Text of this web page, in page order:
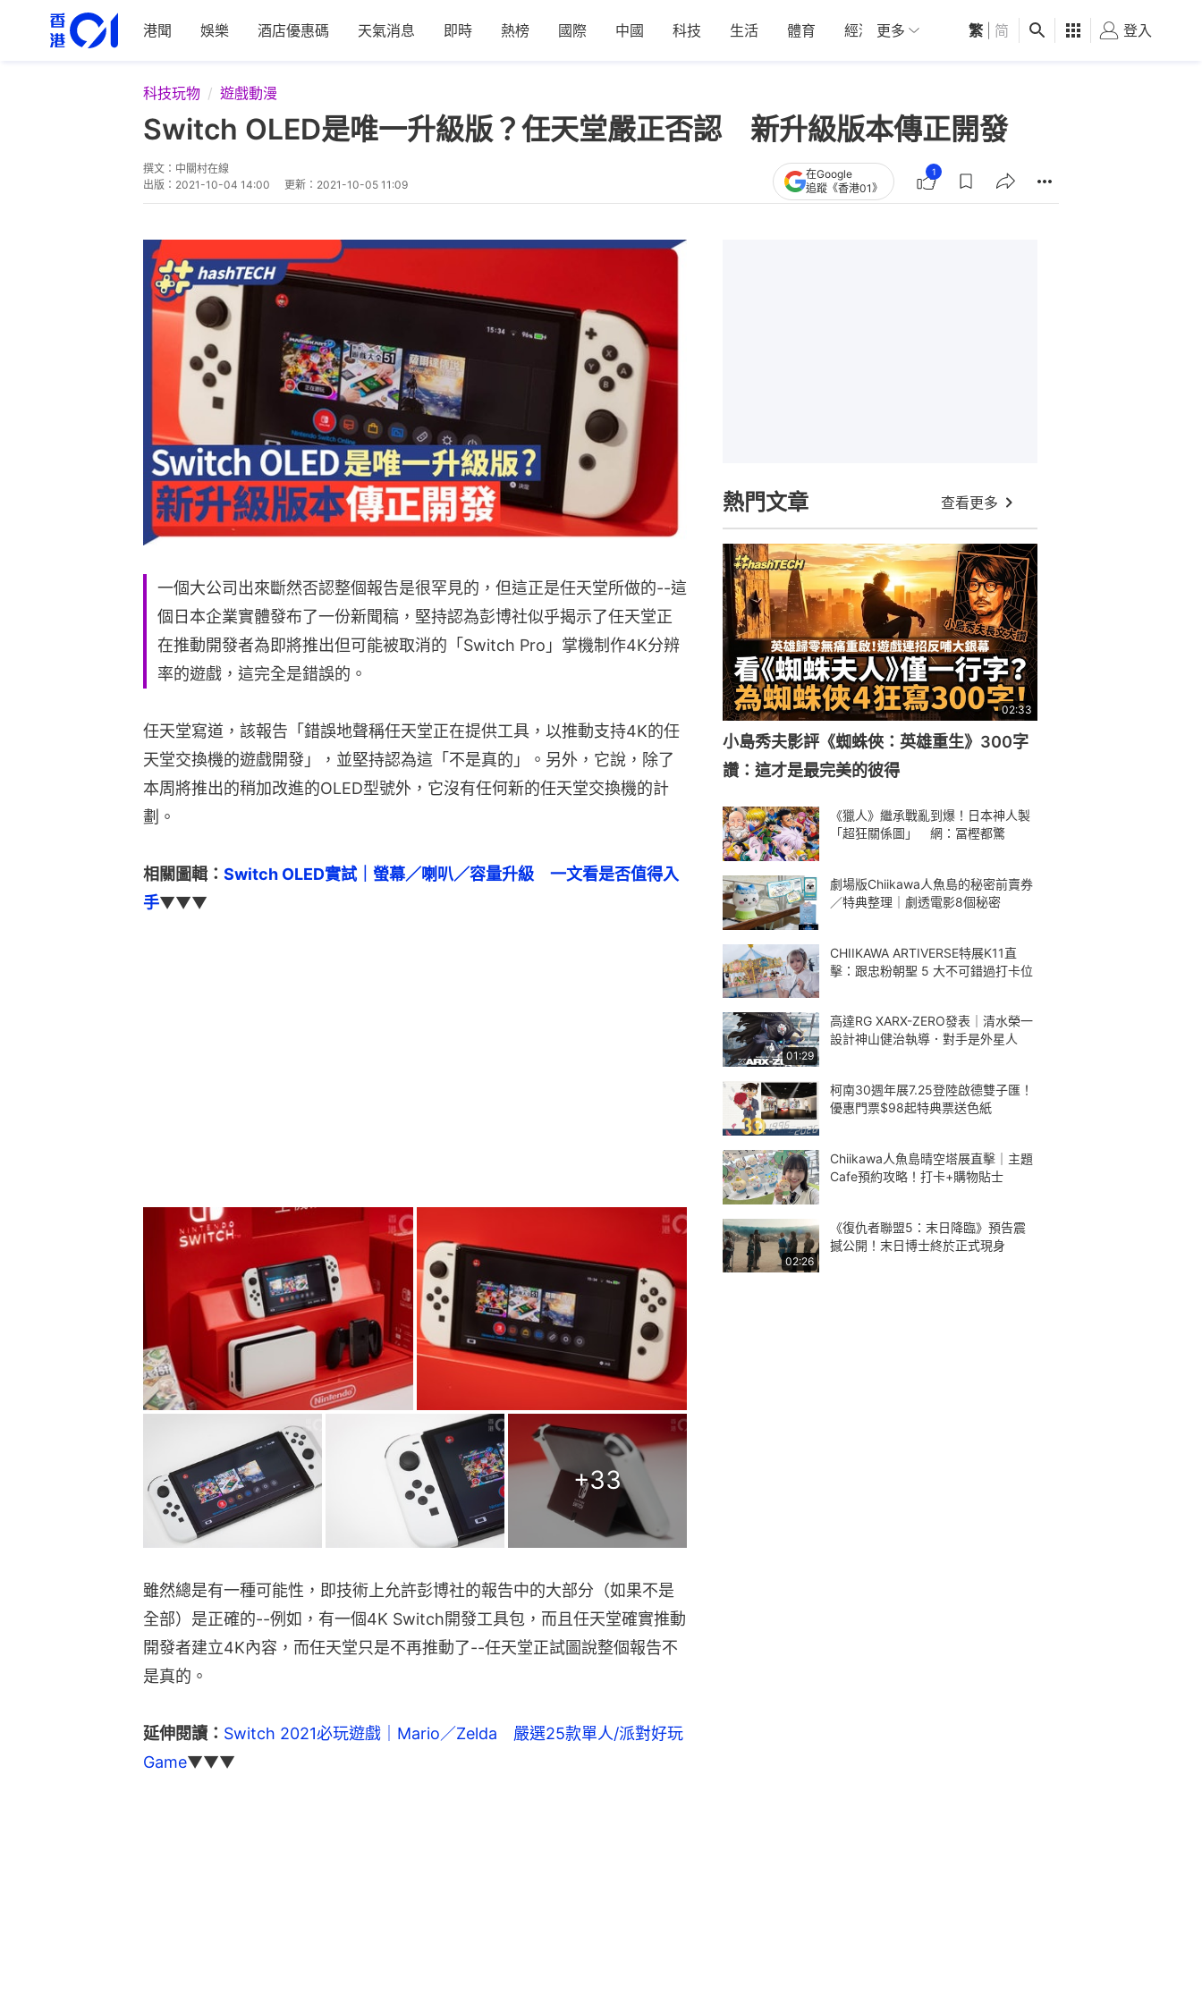
港聞 娛樂 酒店優惠碼 天氣消息 即時 熱榜 國際 中國 科技 生活 體育 經濟 01深圳 觀點 健康 好食玩飛
更多 繁 简 登入
科技玩物 遊戲動漫
Switch OLED是唯一升級版？任天堂嚴正否認 新升級版本傳正開發
撰文： 中關村在線
出版： 2021-10-04 14:00 更新： 2021-10-05 11:09
在Google
追蹤《香港01》
1
一個大公司出來斷然否認整個報告是很罕見的，但這正是任天堂所做的--這
個日本企業實體發布了一份新聞稿，堅持認為彭博社似乎揭示了任天堂正
在推動開發者為即將推出但可能被取消的「Switch Pro」掌機制作4K分辨
率的遊戲，這完全是錯誤的。
任天堂寫道，該報告「錯誤地聲稱任天堂正在提供工具，以推動支持4K的任
天堂交換機的遊戲開發」，並堅持認為這「不是真的」。另外，它說，除了
本周將推出的稍加改進的OLED型號外，它沒有任何新的任天堂交換機的計
劃。
相關圖輯： Switch OLED實試｜螢幕／喇叭／容量升級　一文看是否值得入
手▼▼▼
+33
雖然總是有一種可能性，即技術上允許彭博社的報告中的大部分（如果不是
全部）是正確的--例如，有一個4K Switch開發工具包，而且任天堂確實推動
開發者建立4K內容，而任天堂只是不再推動了--任天堂正試圖說整個報告不
是真的。
延伸閱讀： Switch 2021必玩遊戲｜Mario／Zelda　嚴選25款單人/派對好玩
Game▼▼▼
熱門文章 查看更多
02:33
小島秀夫影評《蜘蛛俠：英雄重生》300字
讚：這才是最完美的彼得
《獵人》繼承戰亂到爆！日本神人製
「超狂關係圖」 網：冨樫都驚
劇場版Chiikawa人魚島的秘密前賣券
／特典整理｜劇透電影8個秘密
CHIIKAWA ARTIVERSE特展K11直
擊：跟忠粉朝聖 5 大不可錯過打卡位
01:29
高達RG XARX-ZERO發表｜清水榮一
設計神山健治執導．對手是外星人
柯南30週年展7.25登陸啟德雙子匯！
優惠門票$98起特典票送色紙
Chiikawa人魚島晴空塔展直擊｜主題
Cafe預約攻略！打卡+購物貼士
02:26
《復仇者聯盟5：末日降臨》預告震
撼公開！末日博士終於正式現身